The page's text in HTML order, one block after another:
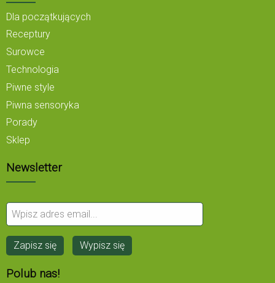
Dla początkujących
Receptury
Surowce
Technologia
Piwne style
Piwna sensoryka
Porady
Sklep
Newsletter
Polub nas!